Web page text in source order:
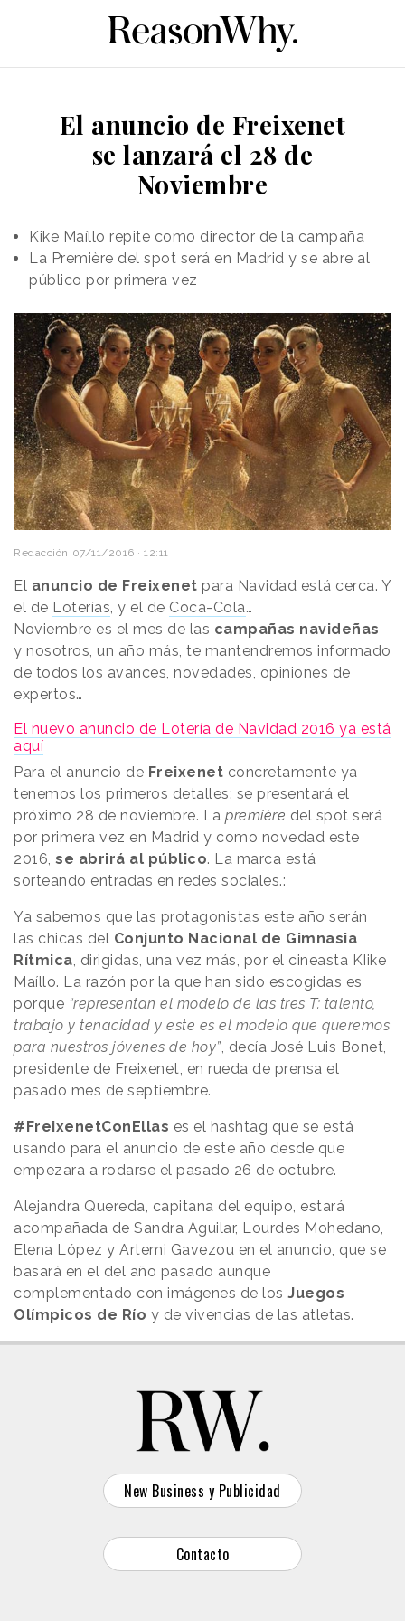
El anuncio de Freixenet
se lanzará el 28 de
Noviembre
Kike Maíllo repite como director de la campaña
La Première del spot será en Madrid y se abre al
público por primera vez
Redacción 07/11/2016 · 12:11
El anuncio de Freixenet para Navidad está cerca. Y
el de Loterías, y el de Coca-Cola…
Noviembre es el mes de las campañas navideñas
y nosotros, un año más, te mantendremos informado
de todos los avances, novedades, opiniones de
expertos…
El nuevo anuncio de Lotería de Navidad 2016 ya está
aquí
Para el anuncio de Freixenet concretamente ya
tenemos los primeros detalles: se presentará el
próximo 28 de noviembre. La première del spot será
por primera vez en Madrid y como novedad este
2016, se abrirá al público. La marca está
sorteando entradas en redes sociales.:
Ya sabemos que las protagonistas este año serán
las chicas del Conjunto Nacional de Gimnasia
Rítmica, dirigidas, una vez más, por el cineasta KIike
Maíllo. La razón por la que han sido escogidas es
porque “representan el modelo de las tres T: talento,
trabajo y tenacidad y este es el modelo que queremos
para nuestros jóvenes de hoy”, decía José Luis Bonet,
presidente de Freixenet, en rueda de prensa el
pasado mes de septiembre.
#FreixenetConEllas es el hashtag que se está
usando para el anuncio de este año desde que
empezara a rodarse el pasado 26 de octubre.
Alejandra Quereda, capitana del equipo, estará
acompañada de Sandra Aguilar, Lourdes Mohedano,
Elena López y Artemi Gavezou en el anuncio, que se
basará en el del año pasado aunque
complementado con imágenes de los Juegos
Olímpicos de Río y de vivencias de las atletas.
New Business y Publicidad
Contacto